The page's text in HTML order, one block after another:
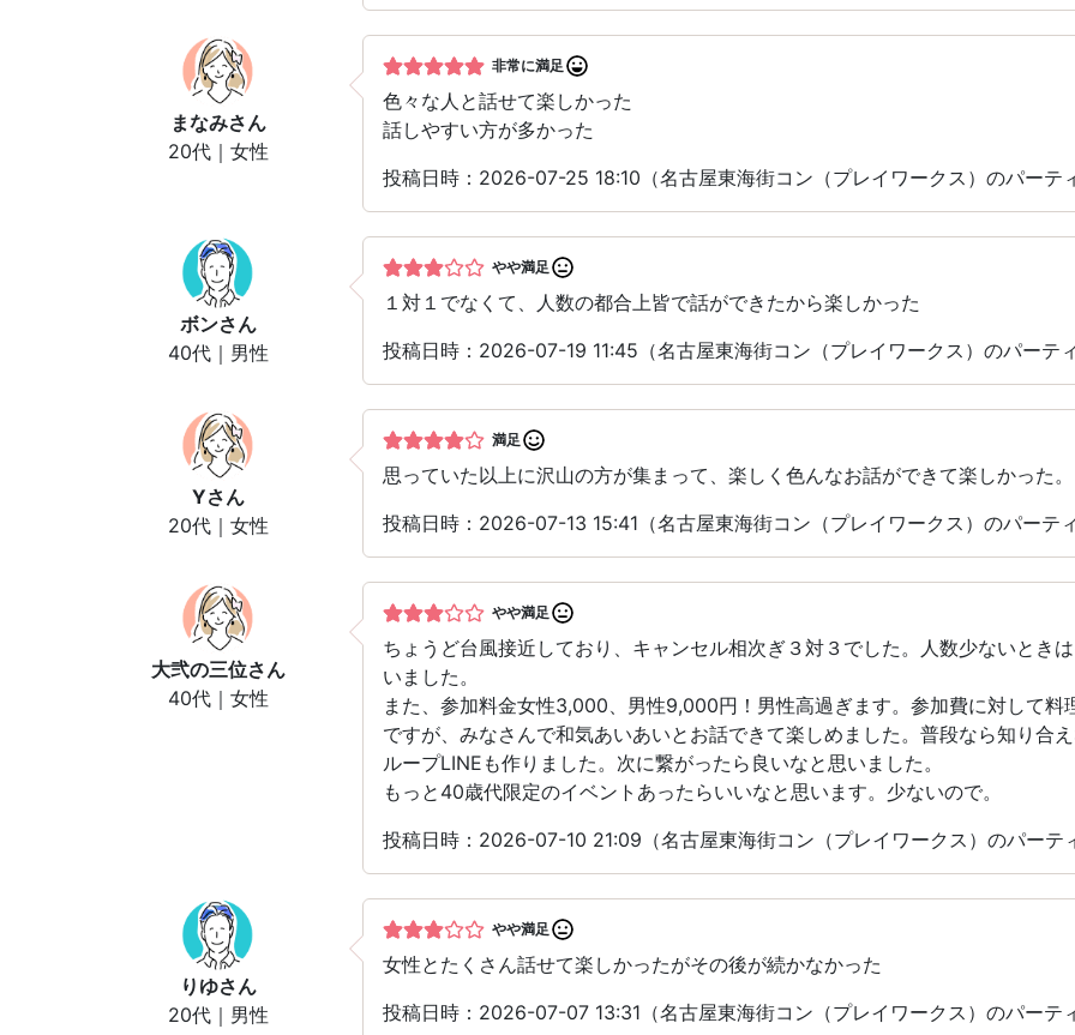
まなみさん
20代｜女性
非常に満足
色々な人と話せて楽しかった
話しやすい方が多かった
投稿日時：2026-07-25 18:10（名古屋東海街コン（プレイワークス）のパーテ
ボンさん
40代｜男性
やや満足
１対１でなくて、人数の都合上皆で話ができたから楽しかった
投稿日時：2026-07-19 11:45（名古屋東海街コン（プレイワークス）のパーティ
Yさん
20代｜女性
満足
思っていた以上に沢山の方が集まって、楽しく色んなお話ができて楽しかった。
投稿日時：2026-07-13 15:41（名古屋東海街コン（プレイワークス）のパーティ
大弐の三位さん
40代｜女性
やや満足
ちょうど台風接近しており、キャンセル相次ぎ３対３でした。人数少ないとき
いました。
また、参加料金女性3,000、男性9,000円！男性高過ぎます。参加費に対して料
ですが、みなさんで和気あいあいとお話できて楽しめました。普段なら知り合
ループLINEも作りました。次に繋がったら良いなと思いました。
もっと40歳代限定のイベントあったらいいなと思います。少ないので。
投稿日時：2026-07-10 21:09（名古屋東海街コン（プレイワークス）のパーテ
りゆさん
20代｜男性
やや満足
女性とたくさん話せて楽しかったがその後が続かなかった
投稿日時：2026-07-07 13:31（名古屋東海街コン（プレイワークス）のパーテ